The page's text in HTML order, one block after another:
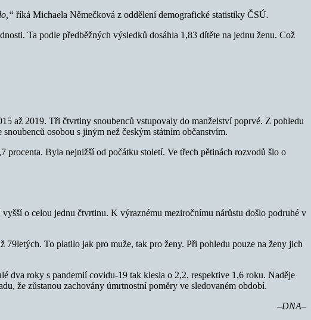
říká Michaela Němečková z oddělení demografické statistiky ČSÚ.
Ta podle předběžných výsledků dosáhla 1,83 dítěte na jednu ženu. Což
až 2019. Tři čtvrtiny snoubenců vstupovaly do manželství poprvé. Z pohledu
osobou s jiným než českým státním občanstvím.
Byla nejnižší od počátku století. Ve třech pětinách rozvodů šlo o
o celou jednu čtvrtinu. K výraznému meziročnímu nárůstu došlo podruhé v
To platilo jak pro muže, tak pro ženy. Při pohledu pouze na ženy jich
dva roky s pandemií covidu-19 tak klesla o 2,2, respektive 1,6 roku. Naděje
že zůstanou zachovány úmrtnostní poměry ve sledovaném období.
–DNA–